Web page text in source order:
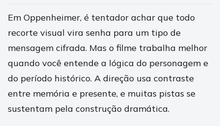
Em Oppenheimer, é tentador achar que todo
recorte visual vira senha para um tipo de
mensagem cifrada. Mas o filme trabalha melhor
quando você entende a lógica do personagem e
do período histórico. A direção usa contraste
entre memória e presente, e muitas pistas se
sustentam pela construção dramática.